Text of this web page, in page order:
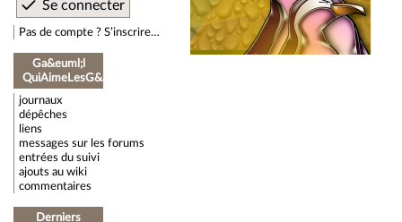
Pas de compte ? S’inscrire…
Ga&euml;l
QuiAimeLesG&acirc;tos
journaux
dépêches
liens
messages sur les forums
entrées du suivi
ajouts au wiki
commentaires
Derniers